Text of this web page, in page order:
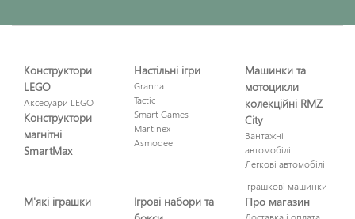
Конструктори
LEGO
Аксесуари LEGO
Конструктори
магнітні
SmartMax
Настільні ігри
Granna
Tactic
Smart Games
Martinex
Asmodee
Машинки та
мотоцикли
колекційні RMZ
City
Вантажні
автомобілі
Легкові автомобілі
Іграшкові машинки
М'які іграшки
Ігрові набори та
Про магазин